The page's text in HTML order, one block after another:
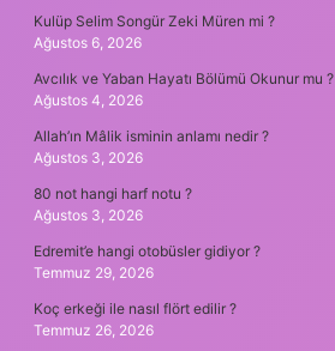
Kulüp Selim Songür Zeki Müren mi ?
Ağustos 6, 2026
Avcılık ve Yaban Hayatı Bölümü Okunur mu ?
Ağustos 4, 2026
Allah’ın Mâlik isminin anlamı nedir ?
Ağustos 3, 2026
80 not hangi harf notu ?
Ağustos 3, 2026
Edremit’e hangi otobüsler gidiyor ?
Temmuz 29, 2026
Koç erkeği ile nasıl flört edilir ?
Temmuz 26, 2026